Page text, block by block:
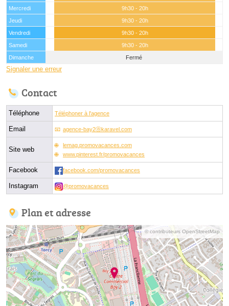
Mercredi
9h30 - 20h
Jeudi
9h30 - 20h
Vendredi
9h30 - 20h
Samedi
9h30 - 20h
Dimanche
Fermé
Signaler une erreur
Contact
Téléphone Téléphoner à l'agence
Email agence-bay2ⓐkaravel.com
Site web
lemag.promovacances.com
www.pinterest.fr/promovacances
Facebook facebook.com/promovacances
Instagram @promovacances
Plan et adresse
© contributeurs OpenStreetMap